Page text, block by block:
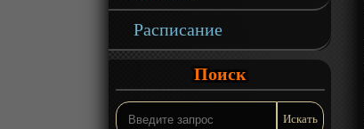
Расписание
Поиск